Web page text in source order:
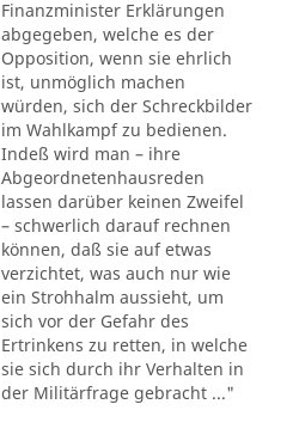
Finanzminister Erklärungen
abgegeben, welche es der
Opposition, wenn sie ehrlich
ist, unmöglich machen
würden, sich der Schreckbilder
im Wahlkampf zu bedienen.
Indeß wird man – ihre
Abgeordnetenhausreden
lassen darüber keinen Zweifel
– schwerlich darauf rechnen
können, daß sie auf etwas
verzichtet, was auch nur wie
ein Strohhalm aussieht, um
sich vor der Gefahr des
Ertrinkens zu retten, in welche
sie sich durch ihr Verhalten in
der Militärfrage gebracht ..."